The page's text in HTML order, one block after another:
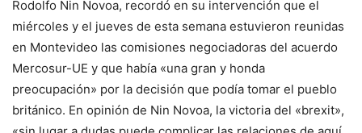
Rodolfo Nin Novoa, recordó en su intervención que el
miércoles y el jueves de esta semana estuvieron reunidas
en Montevideo las comisiones negociadoras del acuerdo
Mercosur-UE y que había «una gran y honda
preocupación» por la decisión que podía tomar el pueblo
británico. En opinión de Nin Novoa, la victoria del «brexit»,